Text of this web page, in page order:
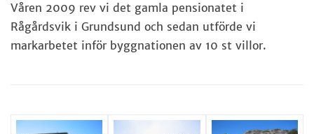
Våren 2009 rev vi det gamla pensionatet i
Rågårdsvik i Grundsund och sedan utförde vi
markarbetet inför byggnationen av 10 st villor.